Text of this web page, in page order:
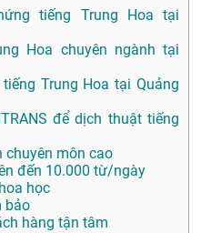
tiếng Trung Hoa tại
Hoa chuyên ngành tại
Trung Hoa tại Quảng
để dịch thuật tiếng
chuyên môn cao
đến 10.000 từ/ngày
học
bảo
hàng tận tâm